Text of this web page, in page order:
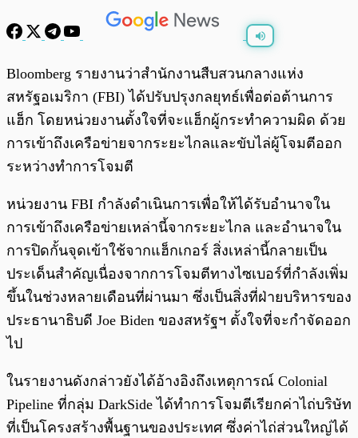
/
Bloomberg รายงานว่าสำนักงานสืบสวนกลางแห่ง
สหรัฐอเมริกา (FBI) ได้ปรับปรุงกลยุทธ์เพื่อต่อต้านการ
แฮ็ก โดยหน่วยงานตั้งใจที่จะแฮ็กผู้กระทำความผิด ด้วย
การเข้าถึงเครือข่ายจากระยะไกลและขับไล่ผู้โจมตีออก
ระหว่างทำการโจมตี
หน่วยงาน FBI กำลังดำเนินการเพื่อให้ได้รับอำนาจใน
การเข้าถึงเครือข่ายเหล่านี้จากระยะไกล และอำนาจใน
การปิดกั้นจุดเข้าใช้จากแฮ็กเกอร์ สิ่งเหล่านี้กลายเป็น
ประเด็นสำคัญเนื่องจากการโจมตีทางไซเบอร์ที่กำลังเพิ่ม
ขึ้นในช่วงหลายเดือนที่ผ่านมา ซึ่งเป็นสิ่งที่ฝ่ายบริหารของ
ประธานาธิบดี Joe Biden ของสหรัฐฯ ตั้งใจที่จะกำจัดออก
ไป
ในรายงานดังกล่าวยังได้อ้างอิงถึงเหตุการณ์ Colonial
Pipeline ที่กลุ่ม DarkSide ได้ทำการโจมตีเรียกค่าไถ่บริษัท
ที่เป็นโครงสร้างพื้นฐานของประเทศ ซึ่งค่าไถ่ส่วนใหญ่ได้